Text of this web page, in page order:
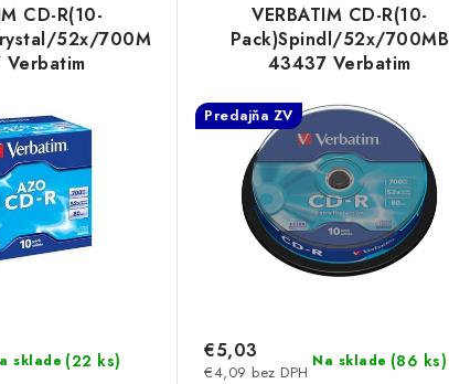
CD-R(10-
52x/700MB
sklade (22 ks)
VERBATIM CD-R(10-
Pack)Spindl/52x/700MB
43437 Verbatim
Predajňa ZV
Na sklade (86 ks)
€4,09 bez DPH
€5,03